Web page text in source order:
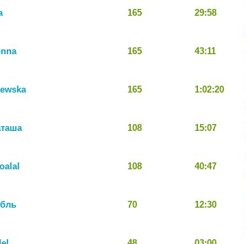
165 29:58
165 43:11
165 1:02:20
108 15:07
108 40:47
70 12:30